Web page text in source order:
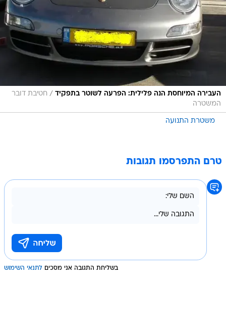
העבירה המיוחסת הנה פלילית: הפרעה לשוטר בתפקיד / חטיבת דובר
המשטרה
משטרת התנועה
טרם התפרסמו תגובות
בשליחת התגובה אני מסכים לתנאי השימוש